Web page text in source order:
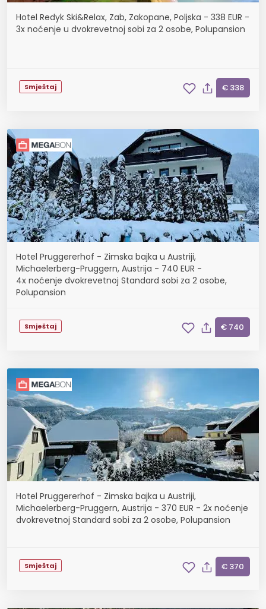
Hotel Redyk Ski&Relax, Zab, Zakopane, Poljska - 338 EUR -
3x noćenje u dvokrevetnoj sobi za 2 osobe, Polupansion
Smještaj € 338
Hotel Pruggererhof - Zimska bajka u Austriji,
Michaelerberg-Pruggern, Austrija - 740 EUR -
4x noćenje dvokrevetnoj Standard sobi za 2 osobe,
Polupansion
Smještaj € 740
Hotel Pruggererhof - Zimska bajka u Austriji,
Michaelerberg-Pruggern, Austrija - 370 EUR - 2x noćenje
dvokrevetnoj Standard sobi za 2 osobe, Polupansion
Smještaj € 370